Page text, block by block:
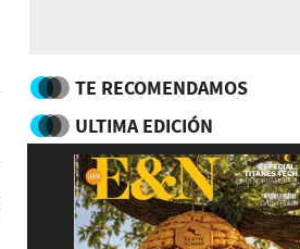
TE RECOMENDAMOS
ULTIMA EDICIÓN